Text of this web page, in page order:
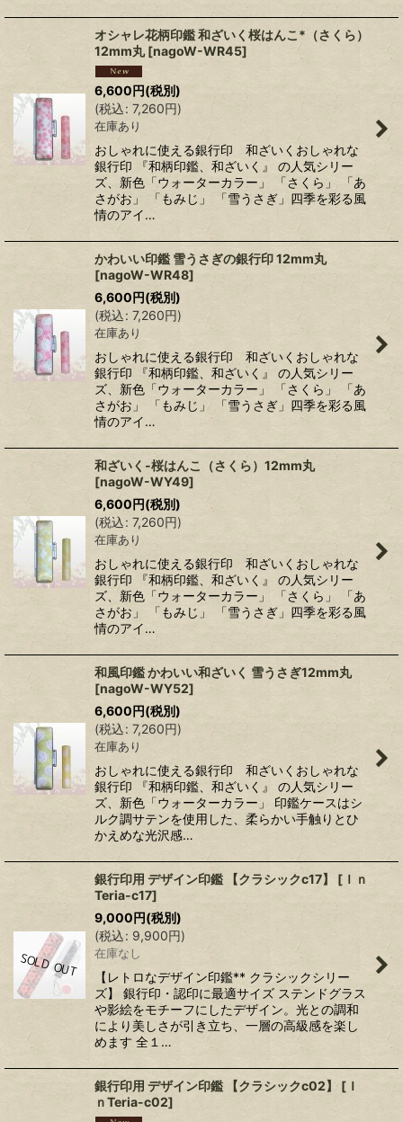
オシャレ花柄印鑑 和ざいく桜はんこ*（さくら）
12mm丸 [nagoW-WR45]
6,600円(税別)
(税込: 7,260円)
在庫あり
おしゃれに使える銀行印 和ざいくおしゃれな
銀行印 『和柄印鑑、和ざいく』 の人気シリー
ズ、新色「ウォーターカラー」 「さくら」 「あ
さがお」 「もみじ」 「雪うさぎ」四季を彩る風
情のアイ…
かわいい印鑑 雪うさぎの銀行印 12mm丸
[nagoW-WR48]
6,600円(税別)
(税込: 7,260円)
在庫あり
おしゃれに使える銀行印 和ざいくおしゃれな
銀行印 『和柄印鑑、和ざいく』 の人気シリー
ズ、新色「ウォーターカラー」 「さくら」 「あ
さがお」 「もみじ」 「雪うさぎ」四季を彩る風
情のアイ…
和ざいく-桜はんこ（さくら）12mm丸
[nagoW-WY49]
6,600円(税別)
(税込: 7,260円)
在庫あり
おしゃれに使える銀行印 和ざいくおしゃれな
銀行印 『和柄印鑑、和ざいく』 の人気シリー
ズ、新色「ウォーターカラー」 「さくら」 「あ
さがお」 「もみじ」 「雪うさぎ」四季を彩る風
情のアイ…
和風印鑑 かわいい和ざいく 雪うさぎ12mm丸
[nagoW-WY52]
6,600円(税別)
(税込: 7,260円)
在庫あり
おしゃれに使える銀行印 和ざいくおしゃれな
銀行印 『和柄印鑑、和ざいく』 の人気シリー
ズ、新色「ウォーターカラー」 印鑑ケースはシ
ルク調サテンを使用した、柔らかい手触りとひ
かえめな光沢感…
銀行印用 デザイン印鑑 【クラシックc17】 [ Ｉｎ
Teria-c17]
9,000円(税別)
(税込: 9,900円)
在庫なし
【レトロなデザイン印鑑** クラシックシリー
ズ】 銀行印・認印に最適サイズ ステンドグラス
や影絵をモチーフにしたデザイン。光との調和
により美しさが引き立ち、一層の高級感を楽し
めます 全１…
銀行印用 デザイン印鑑 【クラシックc02】 [ Ｉ
ｎTeria-c02]